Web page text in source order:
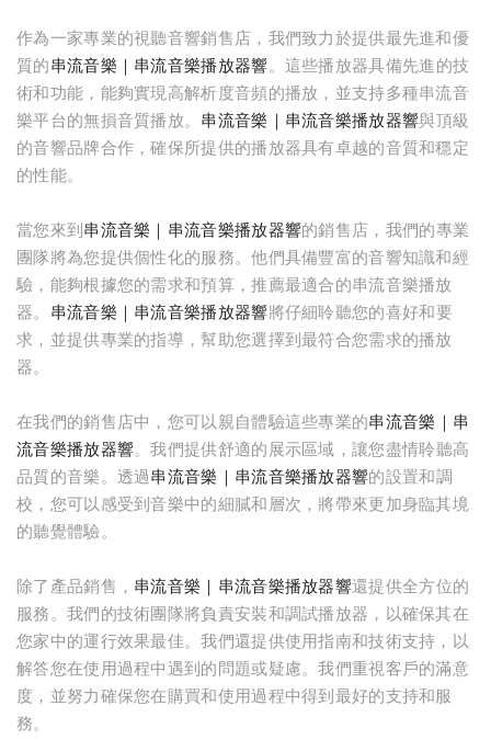
作為一家專業的視聽音響銷售店，我們致力於提供最先進和優
質的串流音樂｜串流音樂播放器響。這些播放器具備先進的技
術和功能，能夠實現高解析度音頻的播放，並支持多種串流音
樂平台的無損音質播放。 串流音樂｜串流音樂播放器響與頂級
的音響品牌合作，確保所提供的播放器具有卓越的音質和穩定
的性能。
當您來到串流音樂｜串流音樂播放器響的銷售店，我們的專業
團隊將為您提供個性化的服務。他們具備豐富的音響知識和經
驗，能夠根據您的需求和預算，推薦最適合的串流音樂播放
器。 串流音樂｜串流音樂播放器響將仔細聆聽您的喜好和要
求，並提供專業的指導，幫助您選擇到最符合您需求的播放
器。
在我們的銷售店中，您可以親自體驗這些專業的串流音樂｜串
流音樂播放器響。我們提供舒適的展示區域，讓您盡情聆聽高
品質的音樂。透過串流音樂｜串流音樂播放器響的設置和調
校，您可以感受到音樂中的細膩和層次，將帶來更加身臨其境
的聽覺體驗。
除了產品銷售， 串流音樂｜串流音樂播放器響還提供全方位的
服務。我們的技術團隊將負責安裝和調試播放器，以確保其在
您家中的運行效果最佳。我們還提供使用指南和技術支持，以
解答您在使用過程中遇到的問題或疑慮。我們重視客戶的滿意
度，並努力確保您在購買和使用過程中得到最好的支持和服
務。